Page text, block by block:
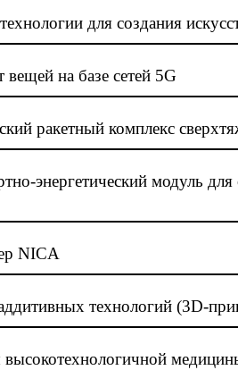
для создания
вещей на базе сетей 5G
ракетный комплекс
энергетический модуль для
NICA
технологий (3D-